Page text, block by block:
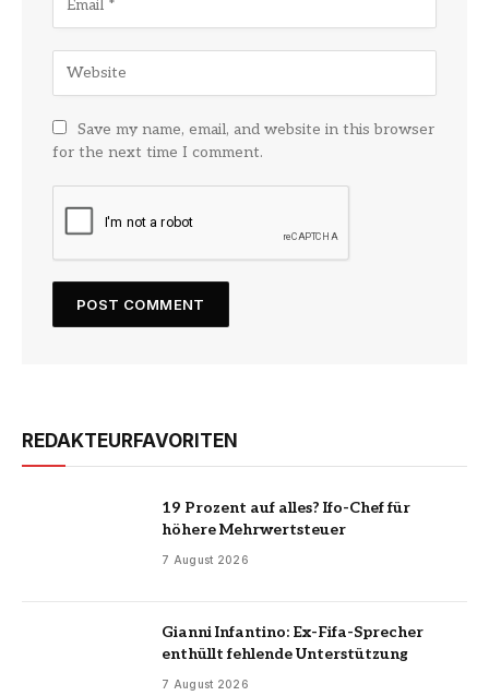
Save my name, email, and website in this browser
for the next time I comment.
REDAKTEURFAVORITEN
19 Prozent auf alles? Ifo-Chef für
höhere Mehrwertsteuer
7 August 2026
Gianni Infantino: Ex-Fifa-Sprecher
enthüllt fehlende Unterstützung
7 August 2026